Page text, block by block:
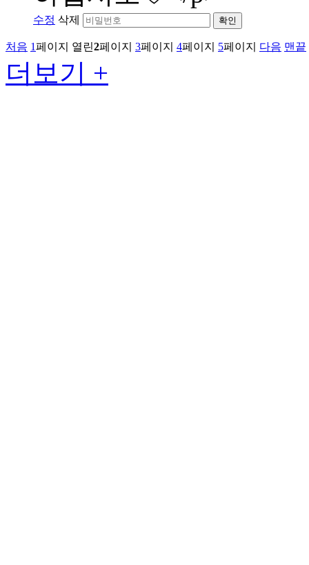
수정 삭제 확인
처음 1페이지 열린2페이지 3페이지 4페이지 5페이지 다음 맨끝
더보기 +